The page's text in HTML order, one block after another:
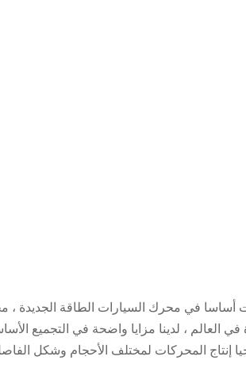
أساسا في محرك السيارات الطاقة الجديدة
العالم ، لدينا مزايا واضحة في التجميع
إنتاج المحركات لمختلف الأحجام وشكل